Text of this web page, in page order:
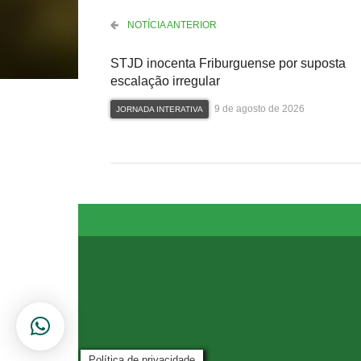
NOTÍCIA ANTERIOR
STJD inocenta Friburguense por suposta
escalação irregular
JORNADA INTERATIVA 9 de agosto de 2026